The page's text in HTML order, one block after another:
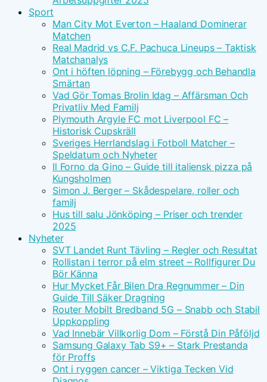
Sport
Man City Mot Everton – Haaland Dominerar
Matchen
Real Madrid vs C.F. Pachuca Lineups – Taktisk
Matchanalys
Ont i höften löpning – Förebygg och Behandla
Smärtan
Vad Gör Tomas Brolin Idag – Affärsman Och
Privatliv Med Familj
Plymouth Argyle FC mot Liverpool FC –
Historisk Cupskräll
Sveriges Herrlandslag i Fotboll Matcher –
Speldatum och Nyheter
Il Forno da Gino – Guide till italiensk pizza på
Kungsholmen
Simon J. Berger – Skådespelare, roller och
familj
Hus till salu Jönköping – Priser och trender
2025
Nyheter
SVT Landet Runt Tävling – Regler och Resultat
Rollistan i terror på elm street – Rollfigurer Du
Bör Känna
Hur Mycket Får Bilen Dra Regnummer – Din
Guide Till Säker Dragning
Router Mobilt Bredband 5G – Snabb och Stabil
Uppkoppling
Vad Innebär Villkorlig Dom – Förstå Din Påföljd
Samsung Galaxy Tab S9+ – Stark Prestanda
för Proffs
Ont i ryggen cancer – Viktiga Tecken Vid